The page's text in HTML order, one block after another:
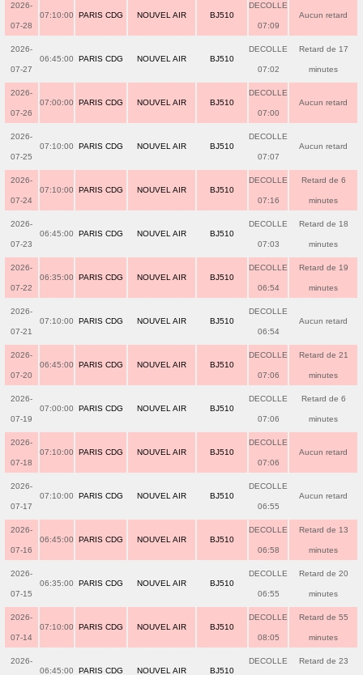
2026-
07-28
07:10:00 PARIS CDG NOUVEL AIR BJ510
DECOLLE
07:09
Aucun retard
2026-
07-27
06:45:00 PARIS CDG NOUVEL AIR BJ510
DECOLLE
07:02
Retard de 17
minutes
2026-
07-26
07:00:00 PARIS CDG NOUVEL AIR BJ510
DECOLLE
07:00
Aucun retard
2026-
07-25
07:10:00 PARIS CDG NOUVEL AIR BJ510
DECOLLE
07:07
Aucun retard
2026-
07-24
07:10:00 PARIS CDG NOUVEL AIR BJ510
DECOLLE
07:16
Retard de 6
minutes
2026-
07-23
06:45:00 PARIS CDG NOUVEL AIR BJ510
DECOLLE
07:03
Retard de 18
minutes
2026-
07-22
06:35:00 PARIS CDG NOUVEL AIR BJ510
DECOLLE
06:54
Retard de 19
minutes
2026-
07-21
07:10:00 PARIS CDG NOUVEL AIR BJ510
DECOLLE
06:54
Aucun retard
2026-
07-20
06:45:00 PARIS CDG NOUVEL AIR BJ510
DECOLLE
07:06
Retard de 21
minutes
2026-
07-19
07:00:00 PARIS CDG NOUVEL AIR BJ510
DECOLLE
07:06
Retard de 6
minutes
2026-
07-18
07:10:00 PARIS CDG NOUVEL AIR BJ510
DECOLLE
07:06
Aucun retard
2026-
07-17
07:10:00 PARIS CDG NOUVEL AIR BJ510
DECOLLE
06:55
Aucun retard
2026-
07-16
06:45:00 PARIS CDG NOUVEL AIR BJ510
DECOLLE
06:58
Retard de 13
minutes
2026-
07-15
06:35:00 PARIS CDG NOUVEL AIR BJ510
DECOLLE
06:55
Retard de 20
minutes
2026-
07-14
07:10:00 PARIS CDG NOUVEL AIR BJ510
DECOLLE
08:05
Retard de 55
minutes
2026-
06:45:00
PARIS CDG NOUVEL AIR BJ510
DECOLLE Retard de 23